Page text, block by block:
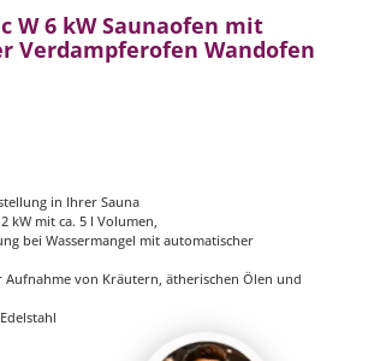
W 6 kW Saunaofen mit
Verdampferofen Wandofen
in Ihrer Sauna
kW mit ca. 5 l Volumen,
bei Wassermangel mit automatischer
Aufnahme von Kräutern, ätherischen Ölen und